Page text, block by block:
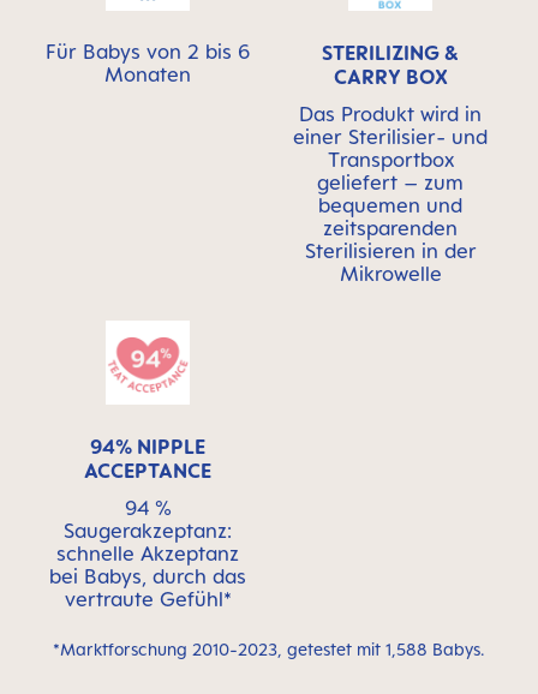
Für Babys von 2 bis 6
Monaten
STERILIZING &
CARRY BOX
Das Produkt wird in
einer Sterilisier- und
Transportbox
geliefert – zum
bequemen und
zeitsparenden
Sterilisieren in der
Mikrowelle
94% NIPPLE
ACCEPTANCE
94 %
Saugerakzeptanz:
schnelle Akzeptanz
bei Babys, durch das
vertraute Gefühl*
*Marktforschung 2010-2023, getestet mit 1,588 Babys.